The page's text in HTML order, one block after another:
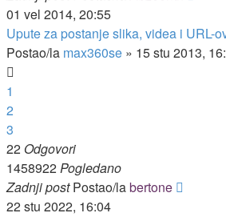
01 vel 2014, 20:55
Upute za postanje slika, videa i URL-
Postao/la max360se » 15 stu 2013,
1
2
3
22 Odgovori
1458922Pogledano
Zadnji postPostao/labertone
22 stu 2022, 16:04